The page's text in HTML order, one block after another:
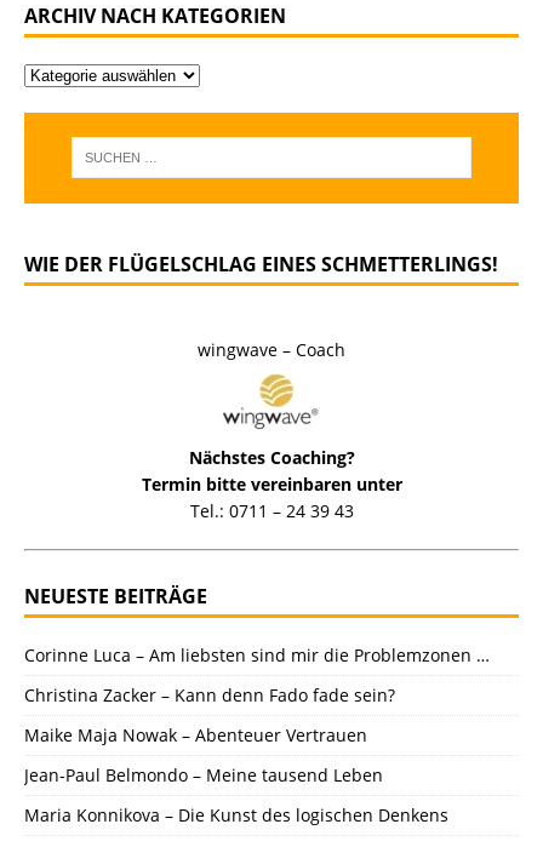
ARCHIV NACH KATEGORIEN
WIE DER FLÜGELSCHLAG EINES SCHMETTERLINGS!
wingwave – Coach
Nächstes Coaching?
Termin bitte vereinbaren unter
Tel.: 0711 – 24 39 43
NEUESTE BEITRÄGE
Corinne Luca – Am liebsten sind mir die Problemzonen …
Christina Zacker – Kann denn Fado fade sein?
Maike Maja Nowak – Abenteuer Vertrauen
Jean-Paul Belmondo – Meine tausend Leben
Maria Konnikova – Die Kunst des logischen Denkens